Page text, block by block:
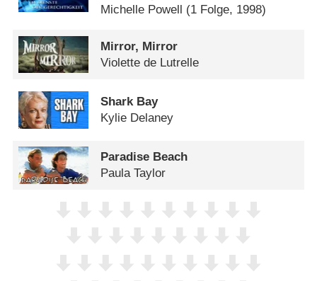
Michelle Powell
(1 Folge, 1998)
Mirror, Mirror
Violette de Lutrelle
Shark Bay
Kylie Delaney
Paradise Beach
Paula Taylor